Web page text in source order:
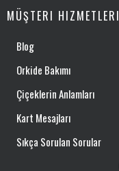
MÜŞTERI HIZMETLERI
Blog
Orkide Bakımı
Çiçeklerin Anlamları
Kart Mesajları
Sıkça Sorulan Sorular